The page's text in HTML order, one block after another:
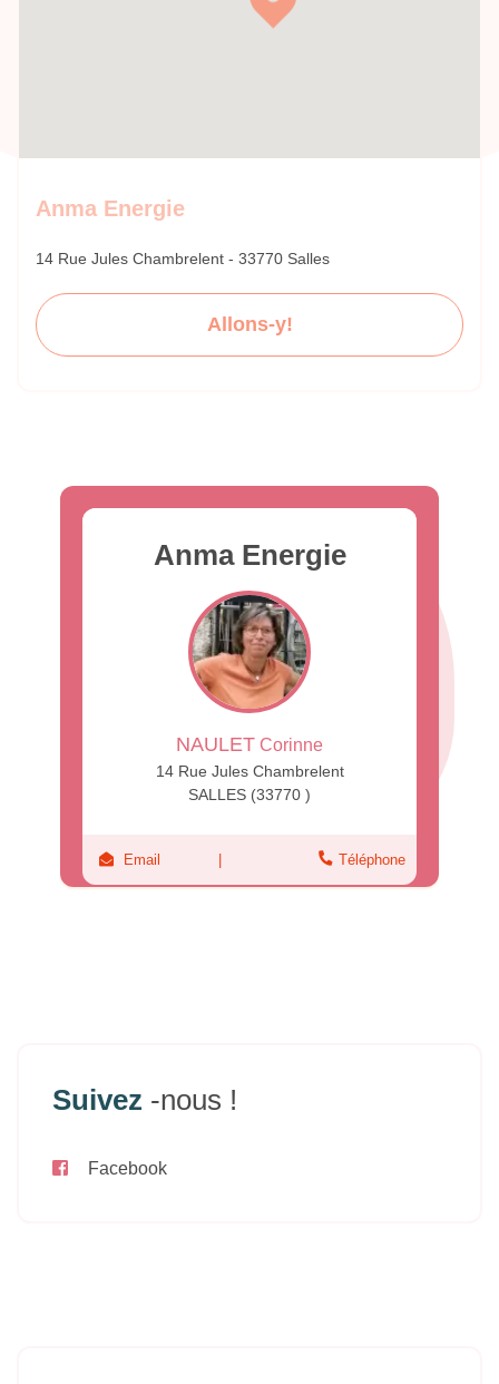
Anma Energie
14 Rue Jules Chambrelent - 33770 Salles
Allons-y!
Anma Energie
NAULET Corinne
14 Rue Jules Chambrelent
SALLES (33770 )
Email Téléphone
Suivez -nous !
Facebook